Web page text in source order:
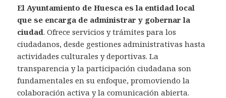
El Ayuntamiento de Huesca es la entidad local
que se encarga de administrar y gobernar la
ciudad. Ofrece servicios y trámites para los
ciudadanos, desde gestiones administrativas hasta
actividades culturales y deportivas. La
transparencia y la participación ciudadana son
fundamentales en su enfoque, promoviendo la
colaboración activa y la comunicación abierta.